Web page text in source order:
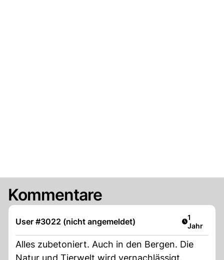
Kommentare
User #3022 (nicht angemeldet) Artikel
1
Jahr
Alles zubetoniert. Auch in den Bergen. Die
Natur und Tierwelt wird vernachlässigt.